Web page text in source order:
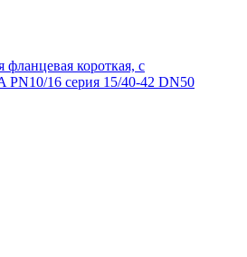
короткая, с
PN10/16 серия 15/40-42 DN50